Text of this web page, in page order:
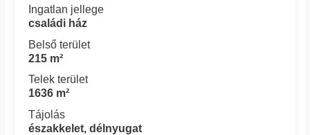
Ingatlan jellege
családi ház
Belső terület
215 m²
Telek terület
1636 m²
Tájolás
északkelet, délnyugat